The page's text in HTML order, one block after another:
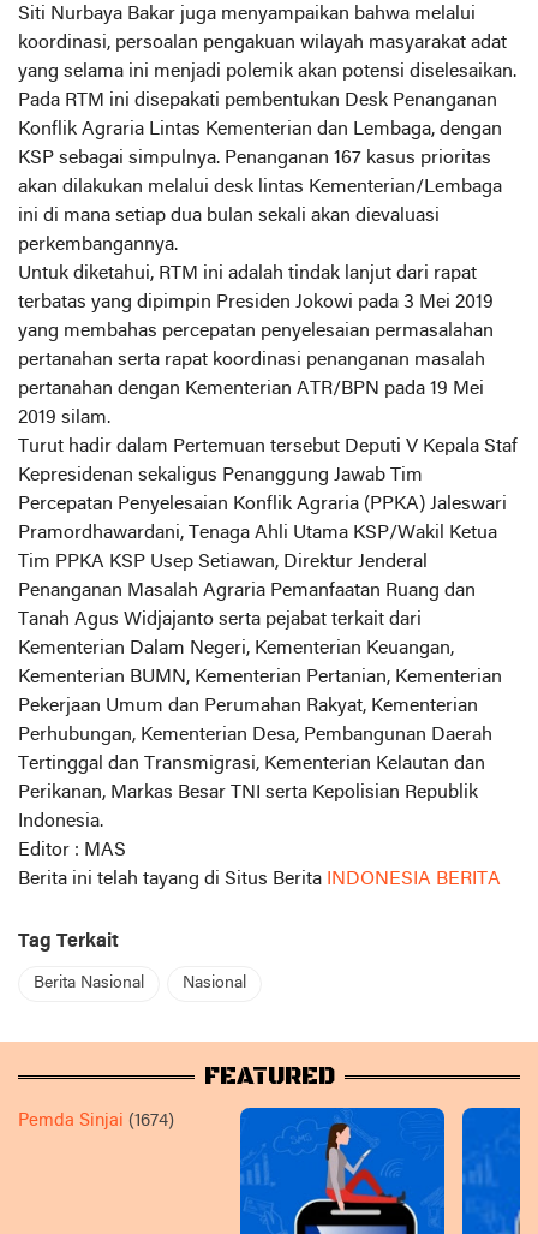
Siti Nurbaya Bakar juga menyampaikan bahwa melalui
koordinasi, persoalan pengakuan wilayah masyarakat adat
yang selama ini menjadi polemik akan potensi diselesaikan.
Pada RTM ini disepakati pembentukan Desk Penanganan
Konflik Agraria Lintas Kementerian dan Lembaga, dengan
KSP sebagai simpulnya. Penanganan 167 kasus prioritas
akan dilakukan melalui desk lintas Kementerian/Lembaga
ini di mana setiap dua bulan sekali akan dievaluasi
perkembangannya.
Untuk diketahui, RTM ini adalah tindak lanjut dari rapat
terbatas yang dipimpin Presiden Jokowi pada 3 Mei 2019
yang membahas percepatan penyelesaian permasalahan
pertanahan serta rapat koordinasi penanganan masalah
pertanahan dengan Kementerian ATR/BPN pada 19 Mei
2019 silam.
Turut hadir dalam Pertemuan tersebut Deputi V Kepala Staf
Kepresidenan sekaligus Penanggung Jawab Tim
Percepatan Penyelesaian Konflik Agraria (PPKA) Jaleswari
Pramordhawardani, Tenaga Ahli Utama KSP/Wakil Ketua
Tim PPKA KSP Usep Setiawan, Direktur Jenderal
Penanganan Masalah Agraria Pemanfaatan Ruang dan
Tanah Agus Widjajanto serta pejabat terkait dari
Kementerian Dalam Negeri, Kementerian Keuangan,
Kementerian BUMN, Kementerian Pertanian, Kementerian
Pekerjaan Umum dan Perumahan Rakyat, Kementerian
Perhubungan, Kementerian Desa, Pembangunan Daerah
Tertinggal dan Transmigrasi, Kementerian Kelautan dan
Perikanan, Markas Besar TNI serta Kepolisian Republik
Indonesia.
Editor : MAS
Berita ini telah tayang di Situs Berita
INDONESIA BERITA
Tag Terkait
Berita Nasional Nasional
FEATURED
Pemda Sinjai (1674)